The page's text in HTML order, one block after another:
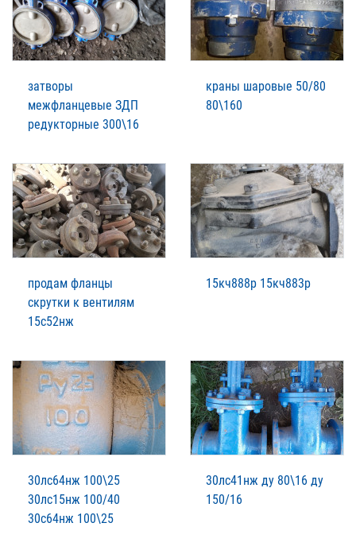
затворы
межфланцевые ЗДП
редукторные 300\16
краны шаровые 50/80
80\160
продам фланцы
скрутки к вентилям
15с52нж
15кч888р 15кч883р
30лс64нж 100\25
30лс15нж 100/40
30с64нж 100\25
30лс41нж ду 80\16 ду
150/16